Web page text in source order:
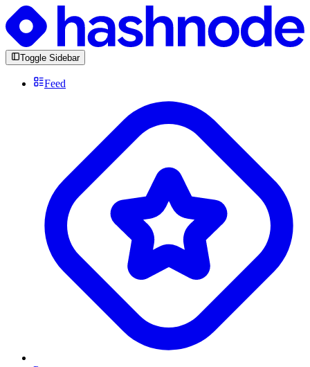
Toggle Sidebar
Feed